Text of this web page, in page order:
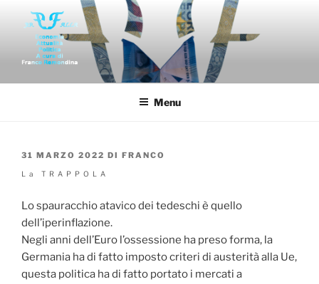
contenuto
FAR-FALLA
Economia politica attualità di franco remondina
Menu
PUBBLICATO
31 MARZO 2022 DI FRANCO
La TRAPPOLA
Lo spauracchio atavico dei tedeschi è quello
dell’iperinflazione.
Negli anni dell’Euro l’ossessione ha preso forma, la
Germania ha di fatto imposto criteri di austerità alla Ue,
questa politica ha di fatto portato i mercati a